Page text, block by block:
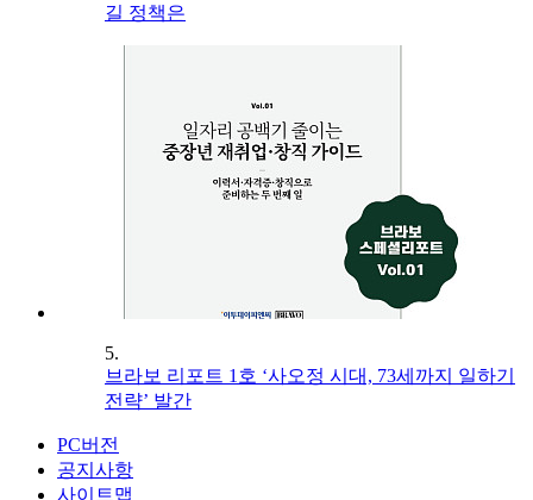
길 정책은
5.
브라보 리포트 1호 ‘사오정 시대, 73세까지 일하기
전략’ 발간
PC버전
공지사항
사이트맵